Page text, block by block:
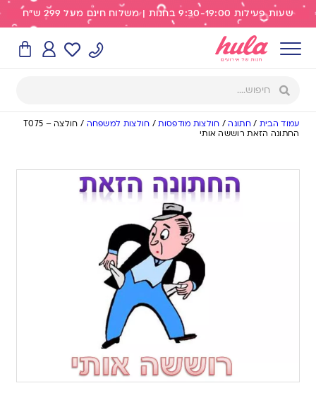
שעות פעילות 9:30-19:00 בחנות | משלוח חינם מעל 299 ש"ח
עמוד הבית /חתונה/ חולצות מודפסות/ חולצות למשפחה /
חולצה – T075
החתונה הזאת רוששה אותי